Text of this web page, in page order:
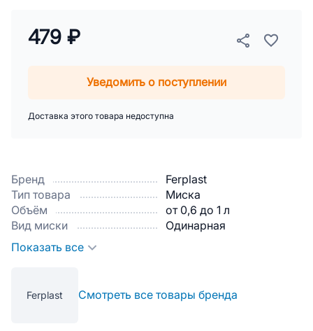
Бренд
Ferplast
Тип товара
Миска
Объём
от 0,6 до 1 л
Вид миски
Одинарная
Показать все
Ferplast Смотреть все товары бренда
479 ₽
Уведомить о поступлении
Доставка этого товара недоступна